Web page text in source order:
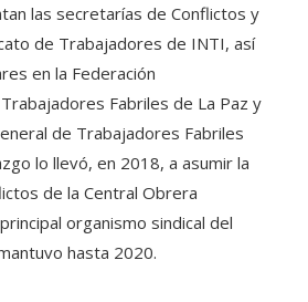
las secretarías de Conflictos y
de Trabajadores de INTI, así
en la Federación
Fabriles de La Paz y
de Trabajadores Fabriles
lo llevó, en 2018, a asumir la
de la Central Obrera
organismo sindical del
hasta 2020.